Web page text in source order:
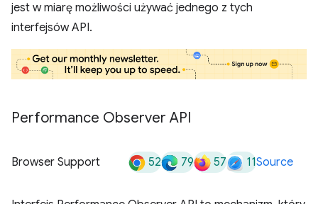
jest w miarę możliwości używać jednego z tych
interfejsów API.
Performance Observer API
Browser Support 52 79 57 11Source